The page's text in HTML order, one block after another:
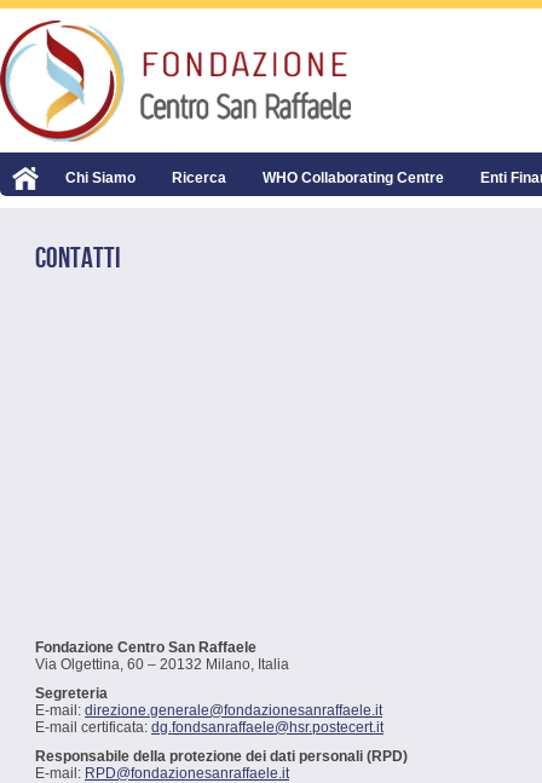
Chi Siamo Ricerca WHO Collaborating Centre Enti
CONTATTI
Fondazione Centro San Raffaele
Via Olgettina, 60 – 20132 Milano, Italia
Segreteria
E-mail: direzione.generale@fondazionesanraffaele.it
E-mail certificata: dg.fondsanraffaele@hsr.postecert.it
Responsabile della protezione dei dati personali (RPD)
E-mail: RPD@fondazionesanraffaele.it